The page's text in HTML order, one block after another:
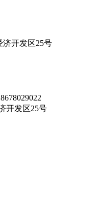
开发区25号
开发区25号